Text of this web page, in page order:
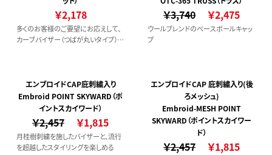
￥2,178
多くのお客様のご要望にお応えして、
カーブバイザー（つばが丸いタイプ）の
￥3,740 ￥2,475
ウールブレンドのベースボールキャッ
プ
エンブロイドCAP庇刺繍入り
Embroid POINT SKYWARD（ポ
イントスカイワード）
￥2,457 ￥1,815
月桂樹刺繍を施したバイザーと、流行
を超越したスタイリングを楽しめる
エンブロイドCAP 庇刺繍入り(後
ろメッシュ)
Embroid-MESH POINT
SKYWARD（ポイントスカイワー
ド）
￥2,457 ￥1,815